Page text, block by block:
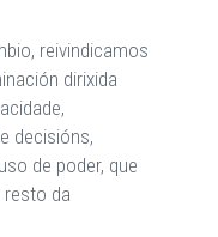
reivindicamos
dirixida
decisións,
de poder, que
resto da